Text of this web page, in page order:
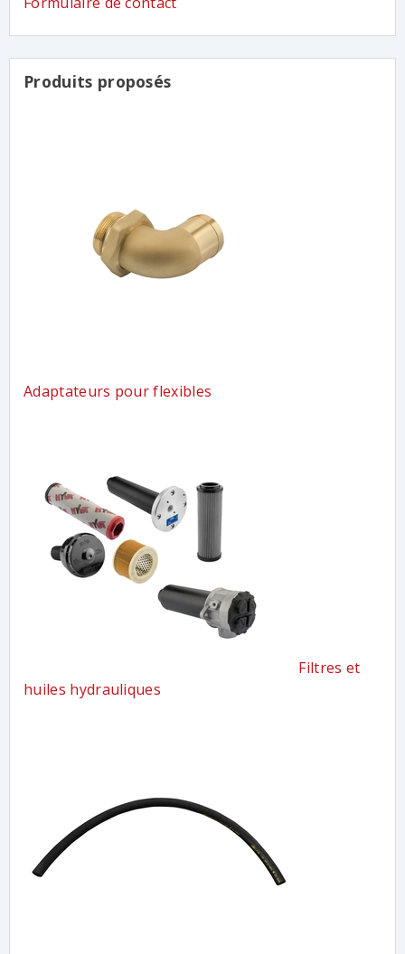
Produits proposés
Adaptateurs pour flexibles
Filtres et
huiles hydrauliques